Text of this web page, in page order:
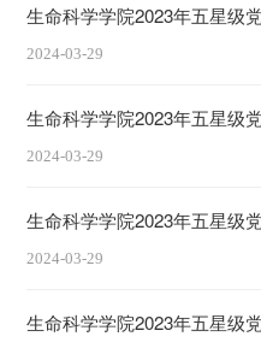
生命科学学院2023年五星
2024-03-29
生命科学学院2023年五星
2024-03-29
生命科学学院2023年五星
2024-03-29
生命科学学院2023年五星